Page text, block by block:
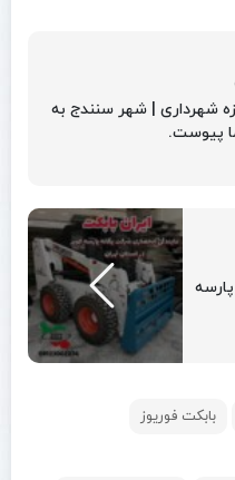
شهرداری | شهر سنندج به
پیوست.
بابکت فوریوز